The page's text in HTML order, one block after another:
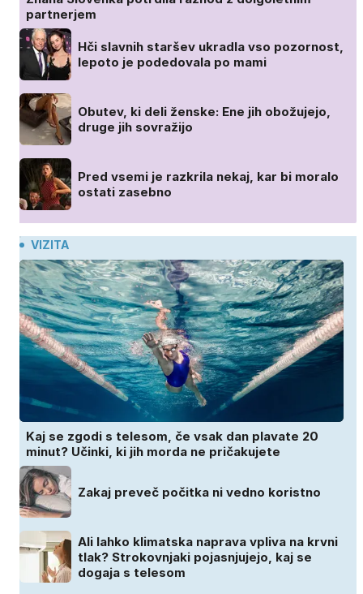
partnerjem
Hči slavnih staršev ukradla vso pozornost,
lepoto je podedovala po mami
Obutev, ki deli ženske: Ene jih obožujejo,
druge jih sovražijo
Pred vsemi je razkrila nekaj, kar bi moralo
ostati zasebno
VIZITA
Kaj se zgodi s telesom, če vsak dan plavate 20
minut? Učinki, ki jih morda ne pričakujete
Zakaj preveč počitka ni vedno koristno
Ali lahko klimatska naprava vpliva na krvni
tlak? Strokovnjaki pojasnjujejo, kaj se
dogaja s telesom